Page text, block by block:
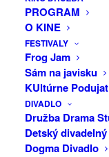
PROGRAM
O KINE
FESTIVALY
Frog Jam
Sám na javisku
KUltúrne
DIVADLO
Družba Drama
Detský
Dogma Divadlo